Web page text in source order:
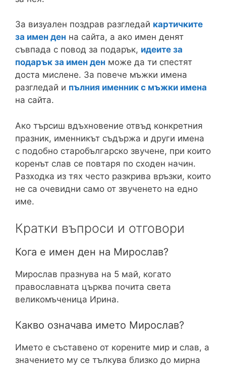
За визуален поздрав разгледай картичките
за имен ден на сайта, а ако имен денят
съвпада с повод за подарък, идеите за
подарък за имен ден може да ти спестят
доста мислене. За повече мъжки имена
разгледай и пълния именник с мъжки имена
на сайта.
Ако търсиш вдъхновение отвъд конкретния
празник, именникът съдържа и други имена
с подобно старобългарско звучене, при които
коренът слав се повтаря по сходен начин.
Разходка из тях често разкрива връзки, които
не са очевидни само от звученето на едно
име.
Кратки въпроси и отговори
Кога е имен ден на Мирослав?
Мирослав празнува на 5 май, когато
православната църква почита света
великомъченица Ирина.
Какво означава името Мирослав?
Името е съставено от корените мир и слав, а
значението му се тълкува близко до мирна